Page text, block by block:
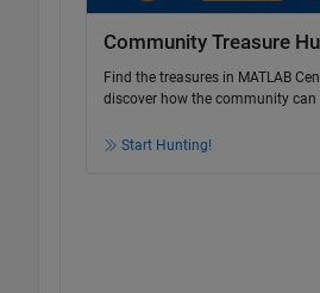
Community Treasure
Find the treasures in MATLAB
discover how the community can
Start Hunting!